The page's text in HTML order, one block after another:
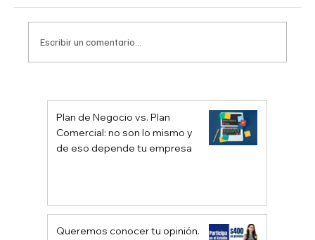
Personas, las Ideas y las Acciones
Escribir un comentario...
Plan de Negocio vs. Plan
Comercial: no son lo mismo y
de eso depende tu empresa
Queremos conocer tu opinión.